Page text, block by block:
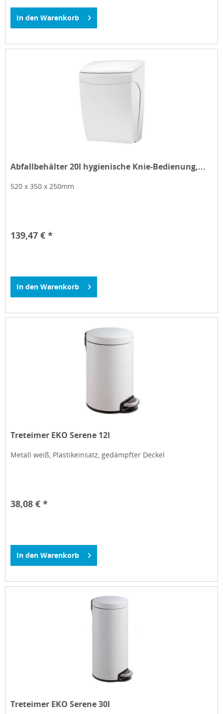
In den Warenkorb
Abfallbehälter 20l hygienische Knie-Bedienung,...
520 x 350 x 250mm
139,47 € *
In den Warenkorb
Treteimer EKO Serene 12l
Metall weiß, Plastikeinsatz, gedämpfter Deckel
38,08 € *
In den Warenkorb
Treteimer EKO Serene 30l